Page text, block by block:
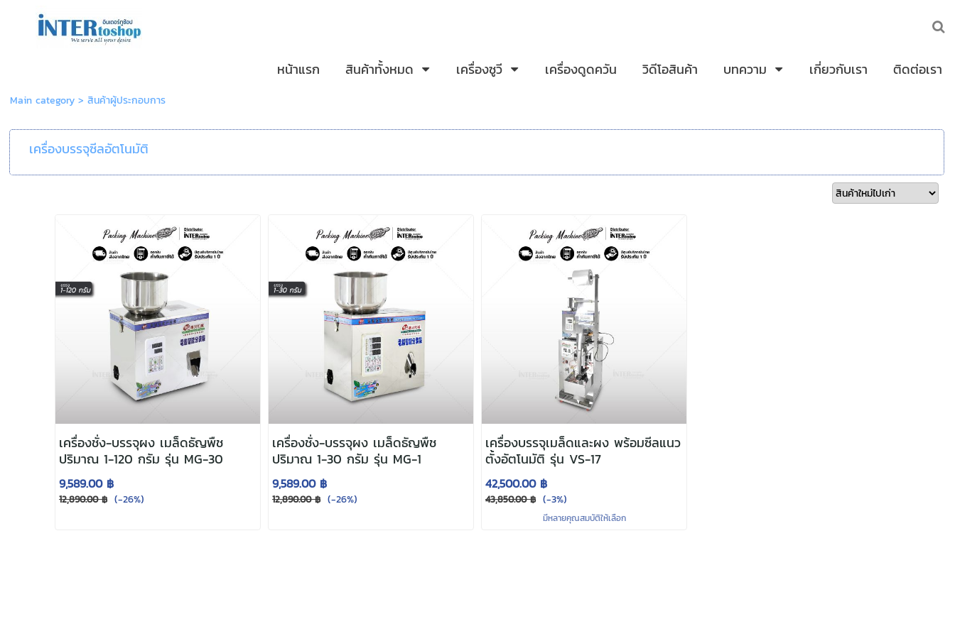
หน้าแรก สินค้าทั้งหมด เครื่องซูวี เครื่องดูดควัน วิดีโอสินค้า บทความ เกี่ยวกับเรา ติดต่อเรา
Main category> สินค้าผู้ประกอบการ
เครื่องบรรจุซีลอัตโนมัติ
เครื่องชั่ง-บรรจุผง เมล็ดธัญพืช
ปริมาณ 1-120 กรัม รุ่น MG-30
9,589.00 ฿
12,890.00 ฿ (-26%)
เครื่องชั่ง-บรรจุผง เมล็ดธัญพืช
ปริมาณ 1-30 กรัม รุ่น MG-1
9,589.00 ฿
12,890.00 ฿ (-26%)
เครื่องบรรจุเมล็ดและผง พร้อมซีลแนว
ตั้งอัตโนมัติ รุ่น VS-17
42,500.00 ฿
43,850.00 ฿ (-3%)
มีหลายคุณสมบัติให้เลือก